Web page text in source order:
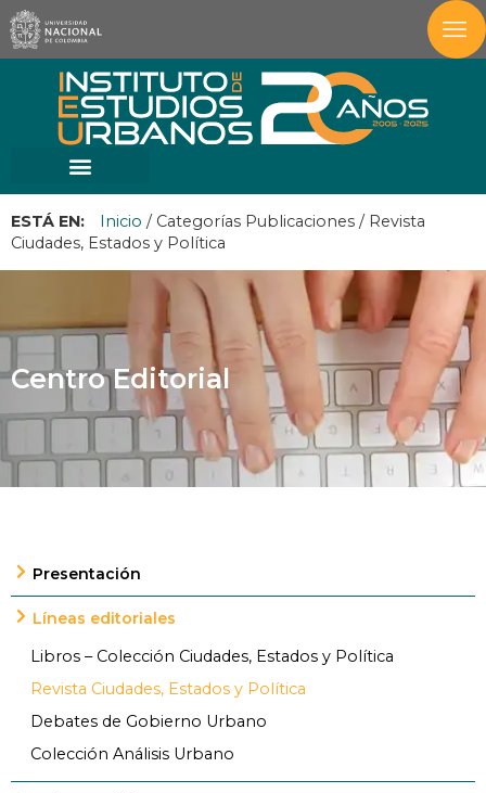
ESTÁ EN: Inicio / Categorías Publicaciones / Revista
Ciudades, Estados y Política
Centro Editorial
Presentación
Líneas editoriales
Libros – Colección Ciudades, Estados y Política
Revista Ciudades, Estados y Política
Debates de Gobierno Urbano
Colección Análisis Urbano